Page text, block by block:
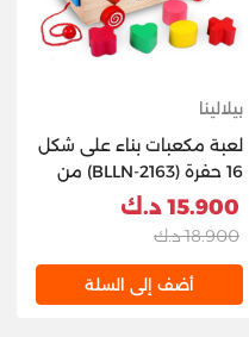
بيلالينا
لعبة مكعبات بناء على شكل
16 حفرة (BLLN-2163) من
BEILALINA
15.900 د.ك
18.900 د.ك
أضف إلى السلة